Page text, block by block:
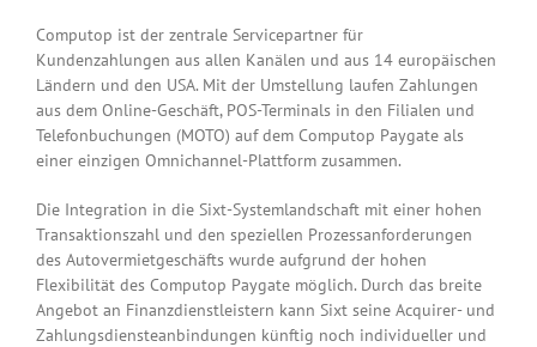
Computop ist der zentrale Servicepartner für
Kundenzahlungen aus allen Kanälen und aus 14 europäischen
Ländern und den USA. Mit der Umstellung laufen Zahlungen
aus dem Online-Geschäft, POS-Terminals in den Filialen und
Telefonbuchungen (MOTO) auf dem Computop Paygate als
einer einzigen Omnichannel-Plattform zusammen.
Die Integration in die Sixt-Systemlandschaft mit einer hohen
Transaktionszahl und den speziellen Prozessanforderungen
des Autovermietgeschäfts wurde aufgrund der hohen
Flexibilität des Computop Paygate möglich. Durch das breite
Angebot an Finanzdienstleistern kann Sixt seine Acquirer- und
Zahlungsdiensteanbindungen künftig noch individueller und